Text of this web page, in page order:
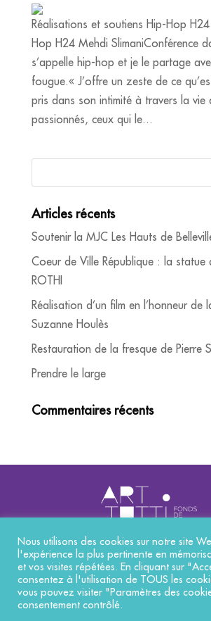
Réalisations et soutiens Hip-Hop
Hop H24 Mehdi SlimaniConférence
s’appelle hip-hop et je le partage
fougue.« J’offre un zeste de ce
pris dans son intimité à travers la vie
passionnés, ceux qui le...
Articles récents
Soutenir la MJC Les Hauts de
Coeur de Ville République : la statue
ROTHI
Réalisation d’un film en l’honneur de
Suzanne Houlès
Restauration de la fresque de Pierre
Prendre le large
Commentaires récents
Nos réalisations
Qui sommes-nous ?
Mentions légales
Nous utilisons des cookies sur notre site
l'expérience la plus pertinente en
et vos visites répétées. En cliquant sur
consentez à l'utilisation de TOUS les
vous pouvez visiter "Paramètres des
consentement contrôlé.